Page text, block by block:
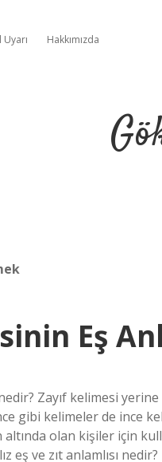
Uyarı Hakkımızda
Eş
nedir? Zayıf kelimesi
gibi kelimeler de ince
olan kişiler için
eş ve zıt anlamlısı